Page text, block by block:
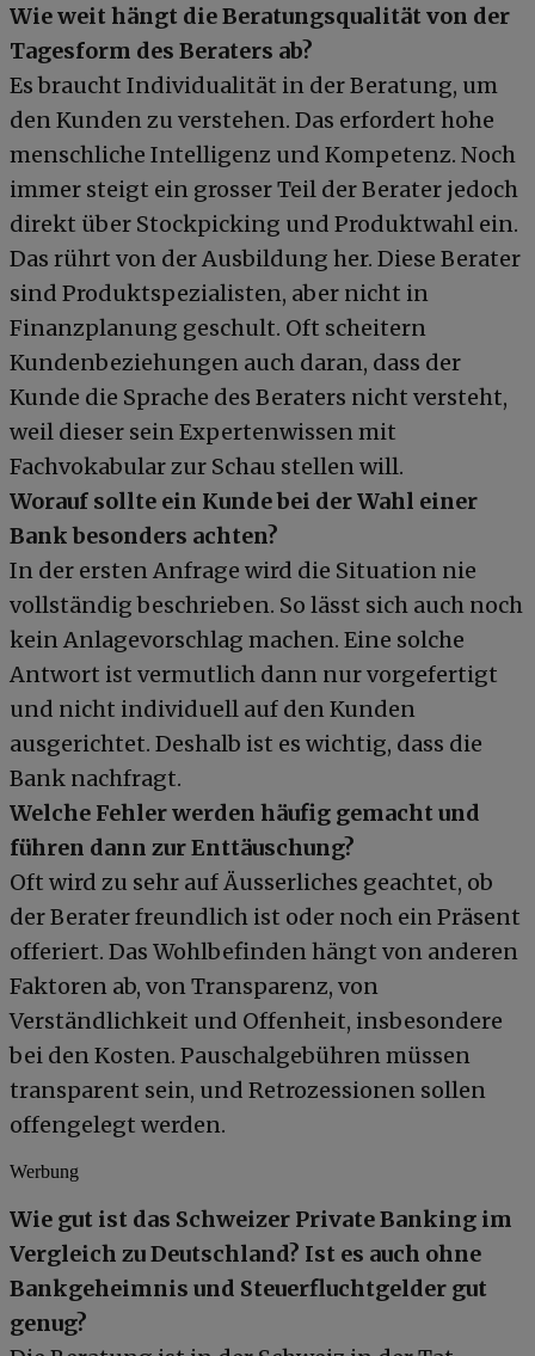
Wie weit hängt die Beratungsqualität von der
Tagesform des Beraters ab?
Es braucht Individualität in der Beratung, um
den Kunden zu verstehen. Das erfordert hohe
menschliche Intelligenz und Kompetenz. Noch
immer steigt ein grosser Teil der Berater jedoch
direkt über Stockpicking und Produktwahl ein.
Das rührt von der Ausbildung her. Diese Berater
sind Produktspezialisten, aber nicht in
Finanzplanung geschult. Oft scheitern
Kundenbeziehungen auch daran, dass der
Kunde die Sprache des Beraters nicht versteht,
weil dieser sein Expertenwissen mit
Fachvokabular zur Schau stellen will.
Worauf sollte ein Kunde bei der Wahl einer
Bank besonders achten?
In der ersten Anfrage wird die Situation nie
vollständig beschrieben. So lässt sich auch noch
kein Anlagevorschlag machen. Eine solche
Antwort ist vermutlich dann nur vorgefertigt
und nicht individuell auf den Kunden
ausgerichtet. Deshalb ist es wichtig, dass die
Bank nachfragt.
Welche Fehler werden häufig gemacht und
führen dann zur Enttäuschung?
Oft wird zu sehr auf Äusserliches geachtet, ob
der Berater freundlich ist oder noch ein Präsent
offeriert. Das Wohlbefinden hängt von anderen
Faktoren ab, von Transparenz, von
Verständlichkeit und Offenheit, insbesondere
bei den Kosten. Pauschalgebühren müssen
transparent sein, und Retrozessionen sollen
offengelegt werden.
Werbung
Wie gut ist das Schweizer Private Banking im
Vergleich zu Deutschland? Ist es auch ohne
Bankgeheimnis und Steuerfluchtgelder gut
genug?